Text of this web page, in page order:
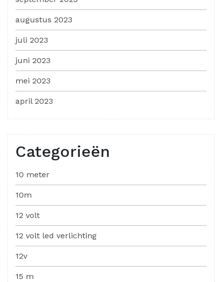
augustus 2023
juli 2023
juni 2023
mei 2023
april 2023
Categorieën
10 meter
10m
12 volt
12 volt led verlichting
12v
15 m